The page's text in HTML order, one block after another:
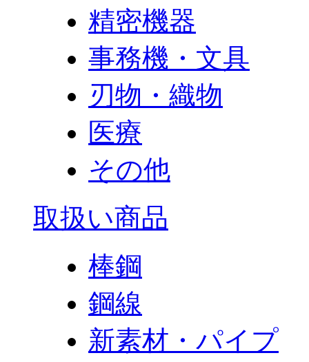
精密機器
事務機・文具
刃物・織物
医療
その他
取扱い商品
棒鋼
鋼線
新素材・パイプ